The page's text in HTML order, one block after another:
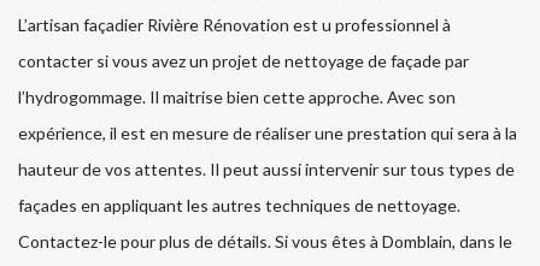
L’artisan façadier Rivière Rénovation est u professionnel à
contacter si vous avez un projet de nettoyage de façade par
l’hydrogommage. Il maitrise bien cette approche. Avec son
expérience, il est en mesure de réaliser une prestation qui sera à la
hauteur de vos attentes. Il peut aussi intervenir sur tous types de
façades en appliquant les autres techniques de nettoyage.
Contactez-le pour plus de détails. Si vous êtes à Domblain, dans le